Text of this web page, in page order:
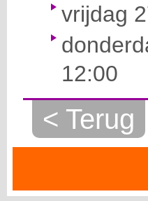
vrijdag
12:00
< Terug